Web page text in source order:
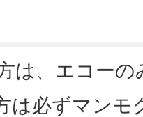
は、エコーの
は必ずマンモ